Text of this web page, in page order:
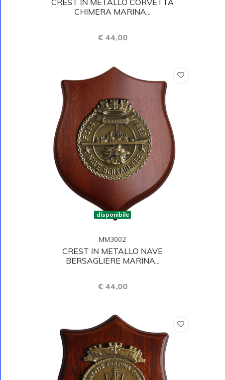
CHIMERA MARINA...
€ 44,00
disponibile
MM3002
CREST IN METALLO NAVE
BERSAGLIERE MARINA...
€ 44,00